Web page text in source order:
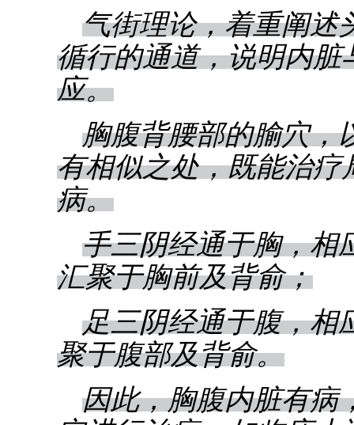
气街理论，着重阐述
循行的通道，说明内脏
应。
胸腹背腰部的腧穴，
有相似之处，既能治疗
病。
手三阴经通于胸，相
汇聚于胸前及背俞；
足三阴经通于腹，相
聚于腹部及背俞。
因此，胸腹内脏有病